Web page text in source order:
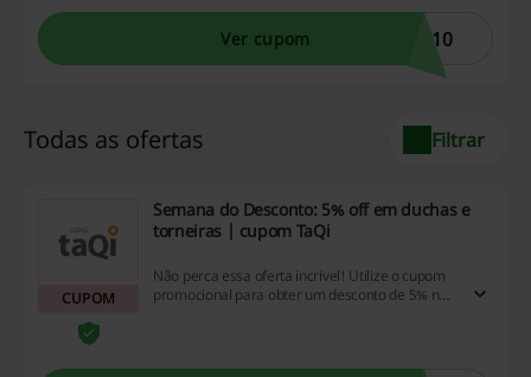
Ver cupom V10
Todas as ofertas Filtrar
CUPOM
Semana do Desconto: 5% off em duchas e
torneiras | cupom TaQi
Não perca essa oferta incrível! Utilize o cupom
promocional para obter um desconto de 5% na
conferir as nossas ofertas e faça seu dinheiro